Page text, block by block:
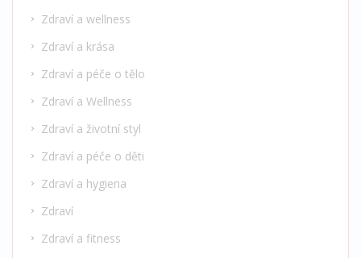
Zdraví a wellness
Zdraví a krása
Zdraví a péče o tělo
Zdraví a Wellness
Zdraví a životní styl
Zdraví a péče o děti
Zdraví a hygiena
Zdraví
Zdraví a fitness